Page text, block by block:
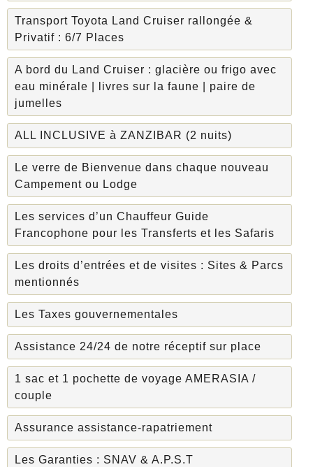
Transport Toyota Land Cruiser rallongée &
Privatif : 6/7 Places
A bord du Land Cruiser : glacière ou frigo avec
eau minérale | livres sur la faune | paire de
jumelles
ALL INCLUSIVE à ZANZIBAR (2 nuits)
Le verre de Bienvenue dans chaque nouveau
Campement ou Lodge
Les services d’un Chauffeur Guide
Francophone pour les Transferts et les Safaris
Les droits d’entrées et de visites : Sites & Parcs
mentionnés
Les Taxes gouvernementales
Assistance 24/24 de notre réceptif sur place
1 sac et 1 pochette de voyage AMERASIA /
couple
Assurance assistance-rapatriement
Les Garanties : SNAV & A.P.S.T